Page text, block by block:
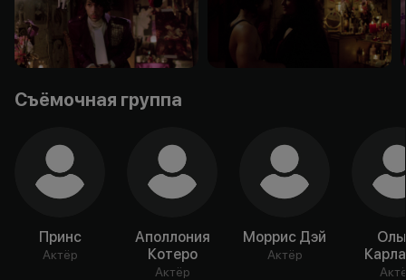
Съёмочная группа
Принс
Актёр
Аполлония
Котеро
Актёр
Моррис Дэй
Актёр